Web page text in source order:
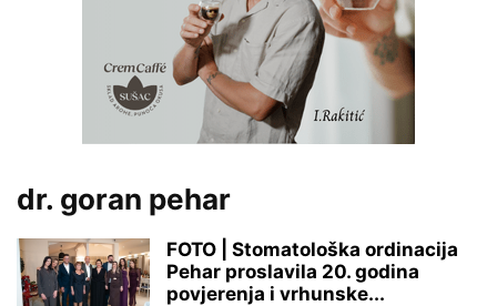
dr. goran pehar
FOTO | Stomatološka ordinacija
Pehar proslavila 20. godina
povjerenja i vrhunske...